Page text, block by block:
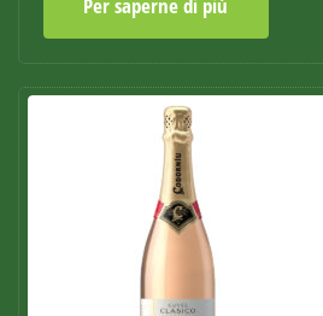
Per saperne di più